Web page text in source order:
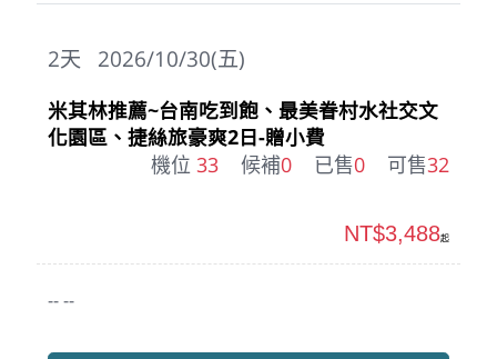
2026/10/30(五)
2天
米其林推薦~台南吃到飽、最美眷村水社交文
化園區、捷絲旅豪爽2日-贈小費
機位 33 候補0 已售0 可售32
-- --
NT$3,488起